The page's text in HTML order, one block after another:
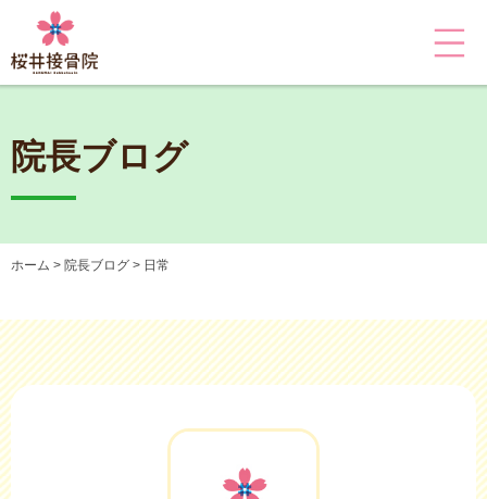
院長ブログ
ホーム 院長ブログ 日常